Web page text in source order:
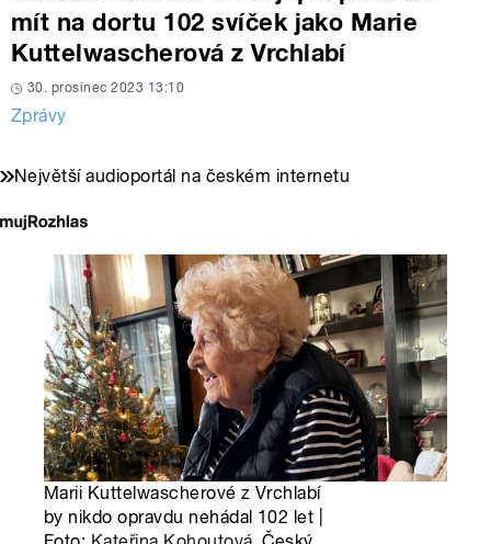
mít na dortu 102 svíček jako Marie
Kuttelwascherová z Vrchlabí
30. prosinec 2023 13:10
Zprávy
Největší audioportál na českém internetu
Marii Kuttelwascherové z Vrchlabí
by nikdo opravdu nehádal 102 let |